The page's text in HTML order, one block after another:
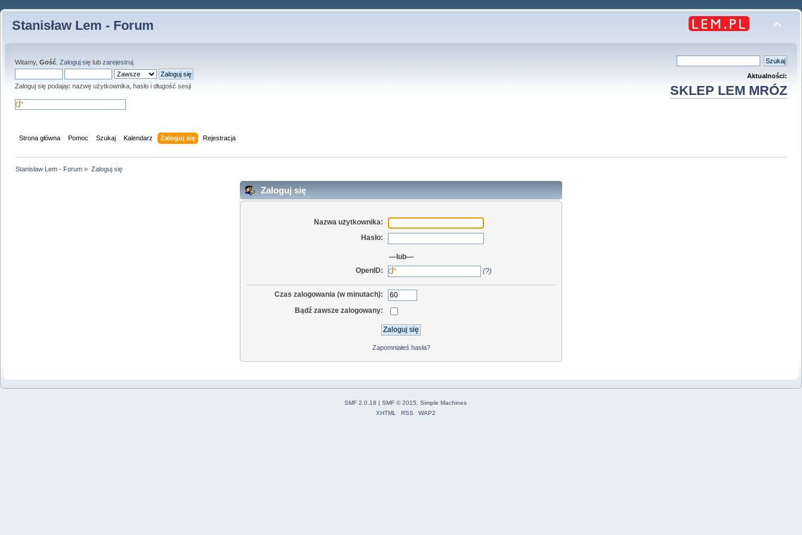
Stanisław Lem - Forum
Witamy, Gość Zaloguj się lub zarejestruj
Zaloguj się podając nazwę użytkownika, hasło i długość sesji
Aktualności:
SKLEP LEM MRÓZ
Strona główna Pomoc Szukaj Kalendarz Zaloguj się Rejestracja
Stanisław Lem - Forum » Zaloguj się
Zaloguj się
Nazwa użytkownika:
Hasło:
—lub—
OpenID:
(?)
Czas zalogowania (w minutach):
Bądź zawsze zalogowany:
Zapomniałeś hasła?
SMF 2.0.18 | SMF © 2015
Simple Machines
XHTML
RSS WAP2